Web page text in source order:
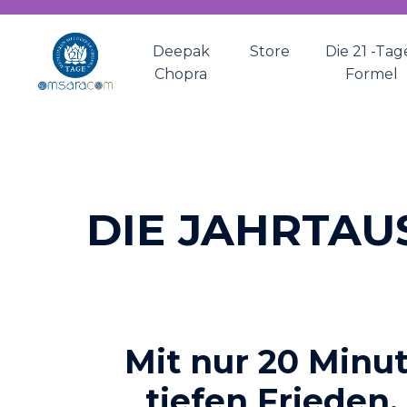
Deepak
Chopra
Store
Die 21 -
Formel
DIE
Mit nur 20